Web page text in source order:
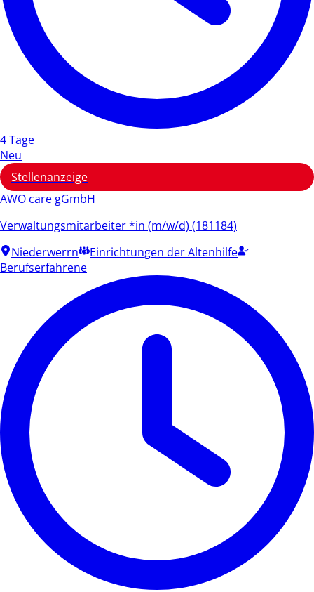
4 Tage
Neu
Stellenanzeige
AWO care gGmbH
Verwaltungsmitarbeiter *in (m/w/d) (181184)
Niederwerrn
Einrichtungen der Altenhilfe
Berufserfahrene